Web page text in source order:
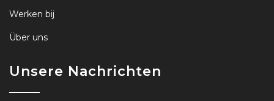
Werken bij
Über uns
Unsere Nachrichten